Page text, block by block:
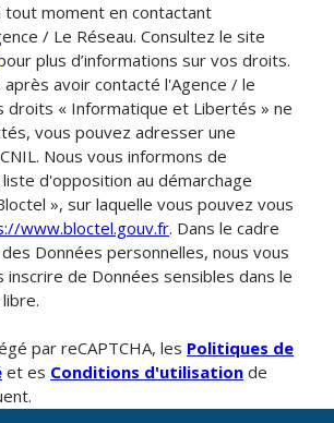
tout moment en contactant
/ Le Réseau. Consultez le site
plus d’informations sur vos droits.
avoir contacté l'Agence / le
droits « Informatique et Libertés » ne
vous pouvez adresser une
Nous vous informons de
liste d'opposition au démarchage
», sur laquelle vous pouvez vous
www.bloctel.gouv.fr. Dans le cadre
Données personnelles, nous vous
inscrire de Données sensibles dans le
par reCAPTCHA, les Politiques de
et es Conditions d'utilisation de